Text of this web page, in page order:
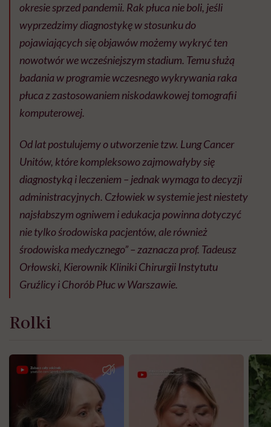
okresie sprzed pandemii. Rak płuca nie boli, jeśli
wyprzedzimy diagnostykę w stosunku do
pojawiających się objawów możemy wykryć ten
nowotwór we wcześniejszym stadium. Temu służą
badania w programie wczesnego wykrywania raka
płuca z zastosowaniem niskodawkowej tomografii
komputerowej.
Od lat postulujemy o utworzenie tzw. Lung Cancer
Unitów, które kompleksowo zajmowałyby się
diagnostyką i leczeniem – jednak wymaga to decyzji
administracyjnych. Człowiek w systemie jest niestety
najsłabszym ogniwem i edukacja powinna dotyczyć
nie tylko środowiska pacjentów, ale również
środowiska medycznego” – zaznacza prof. Tadeusz
Orłowski, Kierownik Kliniki Chirurgii Instytutu
Gruźlicy i Chorób Płuc w Warszawie.
Rolki